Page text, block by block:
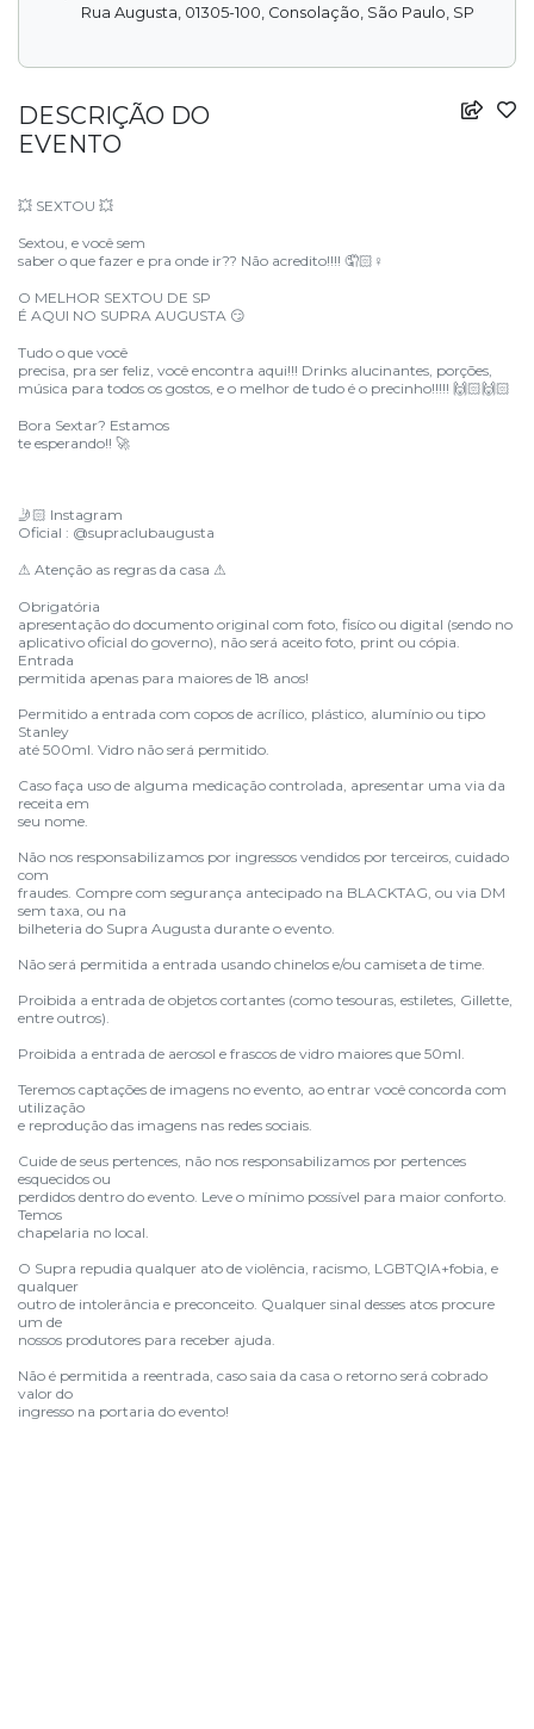
Rua Augusta, 01305-100, Consolação, São Paulo, SP
DESCRIÇÃO DO
EVENTO
💥 SEXTOU 💥
Sextou, e você sem
saber o que fazer e pra onde ir?? Não acredito!!!! 🤦🏻 ♀
O MELHOR SEXTOU DE SP
É AQUI NO SUPRA AUGUSTA 😏
Tudo o que você
precisa, pra ser feliz, você encontra aqui!!! Drinks alucinantes, porções,
música para todos os gostos, e o melhor de tudo é o precinho!!!!! 🙌🏻🙌🏻
Bora Sextar? Estamos
te esperando!! 🚀
🤳🏻 Instagram
Oficial : @supraclubaugusta
⚠ Atenção as regras da casa ⚠
Obrigatória
apresentação do documento original com foto, fisíco ou digital (sendo no
aplicativo oficial do governo), não será aceito foto, print ou cópia.
Entrada
permitida apenas para maiores de 18 anos!
Permitido a entrada com copos de acrílico, plástico, alumínio ou tipo
Stanley
até 500ml. Vidro não será permitido.
Caso faça uso de alguma medicação controlada, apresentar uma via da
receita em
seu nome.
Não nos responsabilizamos por ingressos vendidos por terceiros, cuidado
com
fraudes. Compre com segurança antecipado na BLACKTAG, ou via DM
sem taxa, ou na
bilheteria do Supra Augusta durante o evento.
Não será permitida a entrada usando chinelos e/ou camiseta de time.
Proibida a entrada de objetos cortantes (como tesouras, estiletes, Gillette,
entre outros).
Proibida a entrada de aerosol e frascos de vidro maiores que 50ml.
Teremos captações de imagens no evento, ao entrar você concorda com
utilização
e reprodução das imagens nas redes sociais.
Cuide de seus pertences, não nos responsabilizamos por pertences
esquecidos ou
perdidos dentro do evento. Leve o mínimo possível para maior conforto.
Temos
chapelaria no local.
O Supra repudia qualquer ato de violência, racismo, LGBTQIA+fobia, e
qualquer
outro de intolerância e preconceito. Qualquer sinal desses atos procure
um de
nossos produtores para receber ajuda.
Não é permitida a reentrada, caso saia da casa o retorno será cobrado
valor do
ingresso na portaria do evento!